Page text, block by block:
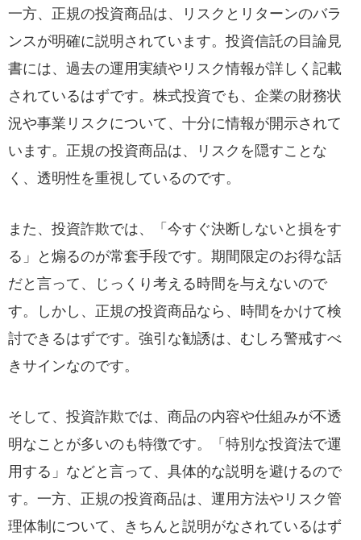
一方、正規の投資商品は、リスクとリターンのバラ
ンスが明確に説明されています。投資信託の目論見
書には、過去の運用実績やリスク情報が詳しく記載
されているはずです。株式投資でも、企業の財務状
況や事業リスクについて、十分に情報が開示されて
います。正規の投資商品は、リスクを隠すことな
く、透明性を重視しているのです。
また、投資詐欺では、「今すぐ決断しないと損をす
る」と煽るのが常套手段です。期間限定のお得な話
だと言って、じっくり考える時間を与えないので
す。しかし、正規の投資商品なら、時間をかけて検
討できるはずです。強引な勧誘は、むしろ警戒すべ
きサインなのです。
そして、投資詐欺では、商品の内容や仕組みが不透
明なことが多いのも特徴です。「特別な投資法で運
用する」などと言って、具体的な説明を避けるので
す。一方、正規の投資商品は、運用方法やリスク管
理体制について、きちんと説明がなされているはず